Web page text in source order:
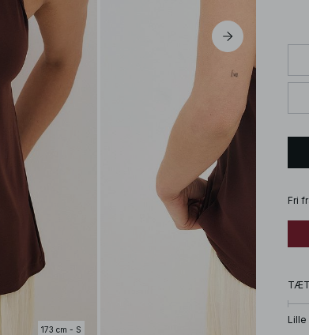
173 cm - S
Fri
TÆT
Lille